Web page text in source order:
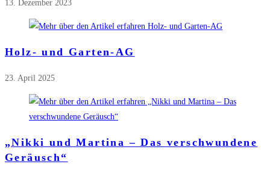
13. Dezember 2023
Holz- und Garten-AG
23. April 2025
„Nikki und Martina – Das verschwundene
Geräusch“